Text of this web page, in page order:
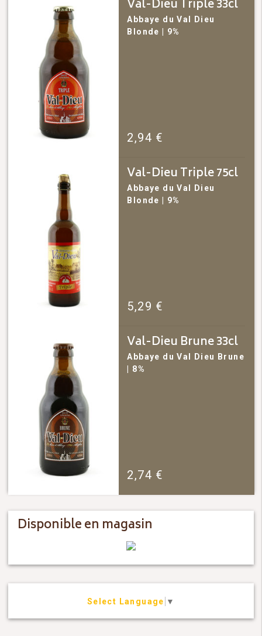
Val-Dieu Triple 33cl
Abbaye du Val Dieu
Blonde
| 9%
2,94 €
Val-Dieu Triple 75cl
Abbaye du Val Dieu
Blonde
| 9%
5,29 €
Val-Dieu Brune 33cl
Abbaye du Val Dieu
Brune
| 8%
2,74 €
Disponible en magasin
Select Language ▼